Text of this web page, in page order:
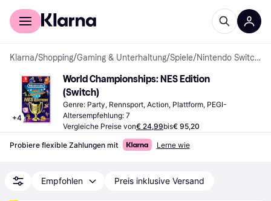
Für Shopper
Klarna/Shopping/Gaming & Unterhaltung/Spiele/ Nintendo Switch-Spiele
+4
World Championships: NES Edition
(Switch)
Genre: Party, Rennsport, Action, Plattform, PEGI-
Altersempfehlung: 7
Vergleiche Preise von€ 24,99bis€ 95,20
Probiere flexible Zahlungen mit Lerne wie
Empfohlen Preis inklusive Versand